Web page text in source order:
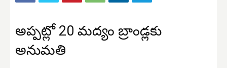
అప్పట్లో 20 మద్యం బ్రాండ్లకు
అనుమతి